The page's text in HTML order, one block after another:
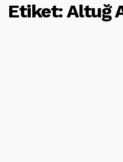
Etiket:Altuğ